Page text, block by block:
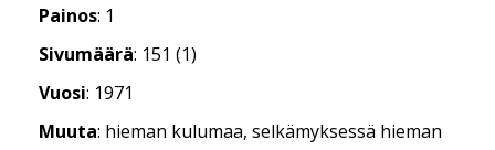
Painos: 1
Sivumäärä: 151 (1)
Vuosi: 1971
Muuta: hieman kulumaa, selkämyksessä hieman